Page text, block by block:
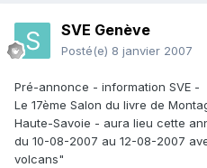
SVE Genève
Posté(e) 8 janvier 2007
Pré-annonce - information SVE -
Le 17ème Salon du livre de
Haute-Savoie - aura lieu cette
du 10-08-2007 au 12-08-2007
volcans"